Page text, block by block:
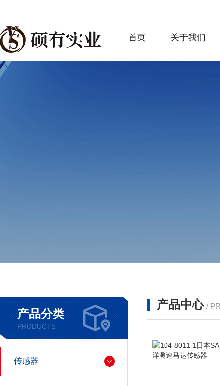
首页 关于我们
产品分类
PRODUCTS
传感器
产品中心 /